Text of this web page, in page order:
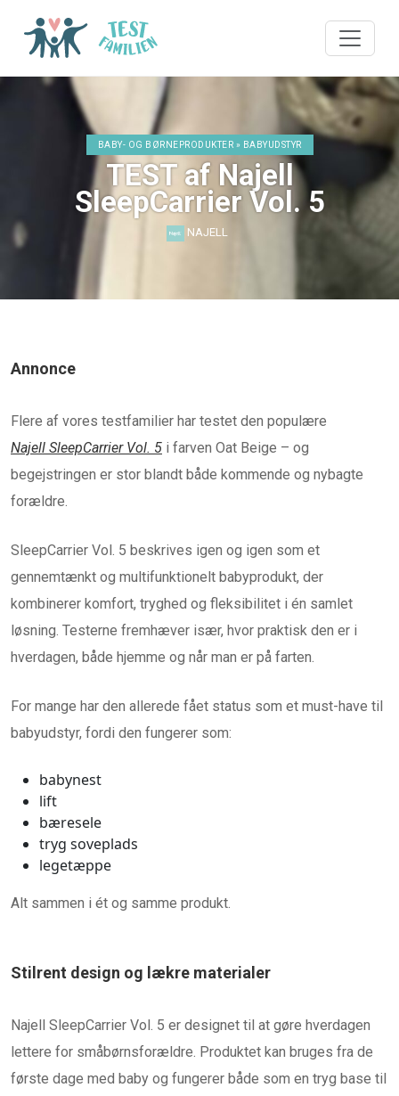
BABY- OG BØRNEPRODUKTER » BABYUDSTYR
TEST af Najell
SleepCarrier Vol. 5
NAJELL
Annonce
Flere af vores testfamilier har testet den populære
Najell SleepCarrier Vol. 5 i farven Oat Beige – og
begejstringen er stor blandt både kommende og nybagte
forældre.
SleepCarrier Vol. 5 beskrives igen og igen som et
gennemtænkt og multifunktionelt babyprodukt, der
kombinerer komfort, tryghed og fleksibilitet i én samlet
løsning. Testerne fremhæver især, hvor praktisk den er i
hverdagen, både hjemme og når man er på farten.
For mange har den allerede fået status som et must-have til
babyudstyr, fordi den fungerer som:
babynest
lift
bæresele
tryg soveplads
legetæppe
Alt sammen i ét og samme produkt.
Stilrent design og lækre materialer
Najell SleepCarrier Vol. 5 er designet til at gøre hverdagen
lettere for småbørnsforældre. Produktet kan bruges fra de
første dage med baby og fungerer både som en tryg base til